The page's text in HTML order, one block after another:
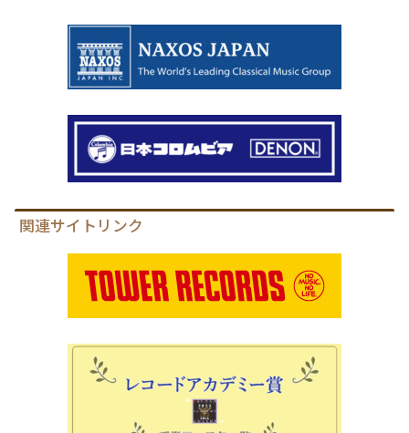
関連サイトリンク